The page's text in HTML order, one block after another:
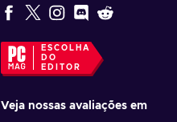
ESCOLHA
DO
EDITOR
Veja nossas avaliações em